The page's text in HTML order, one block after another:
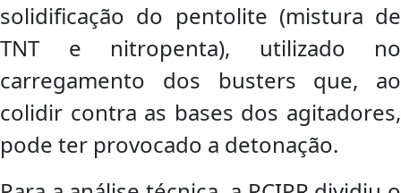
solidificação do pentolite (mistura de
TNT e nitropenta), utilizado no
carregamento dos busters que, ao
colidir contra as bases dos agitadores,
pode ter provocado a detonação.